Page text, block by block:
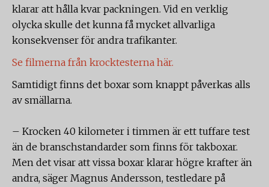
klarar att hålla kvar packningen. Vid en verklig
olycka skulle det kunna få mycket allvarliga
konsekvenser för andra trafikanter.
Se filmerna från krocktesterna här.
Samtidigt finns det boxar som knappt påverkas alls
av smällarna.
– Krocken 40 kilometer i timmen är ett tuffare test
än de branschstandarder som finns för takboxar.
Men det visar att vissa boxar klarar högre krafter än
andra, säger Magnus Andersson, testledare på